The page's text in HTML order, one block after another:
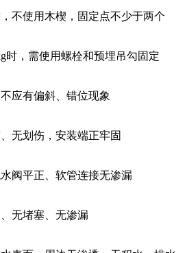
不使用木楔，固定点不少于两个
时，需使用螺栓和预埋吊勾固定
应有偏斜、错位现象
无划伤，安装端正牢固
水阀平正、软管连接无渗漏
无堵塞、无渗漏